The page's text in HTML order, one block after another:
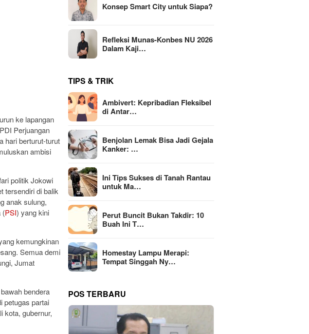
ke lapangan
Perjuangan
hari berturut-turut
ambisi
politik Jokowi
tersendiri di balik
anak sulung,
(PSI) yang kini
kemungkinan
Semua demi
Jumat
bendera
petugas partai
kota, gubernur,
Konsep Smart City untuk Siapa?
Refleksi Munas-Konbes NU 2026
Dalam Kaji…
TIPS & TRIK
Ambivert: Kepribadian Fleksibel
di Antar…
Benjolan Lemak Bisa Jadi Gejala
Kanker: …
Ini Tips Sukses di Tanah Rantau
untuk Ma…
Perut Buncit Bukan Takdir: 10
Buah Ini T…
Homestay Lampu Merapi:
Tempat Singgah Ny…
POS TERBARU